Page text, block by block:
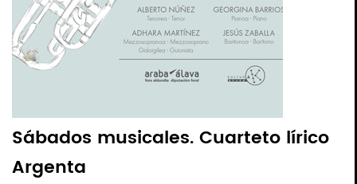
Sábados musicales. Cuarteto lírico
Argenta